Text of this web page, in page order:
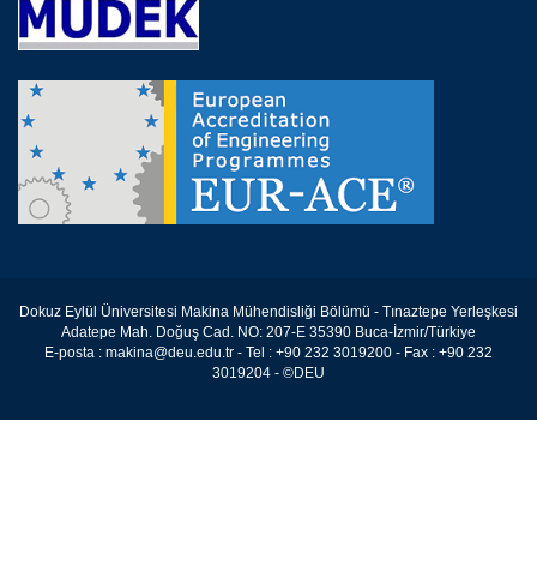
Dokuz Eylül Üniversitesi Makina Mühendisliği Bölümü - Tınaztepe Yerleşkesi
Adatepe Mah. Doğuş Cad. NO: 207-E 35390 Buca-İzmir/Türkiye
E-posta : makina@deu.edu.tr - Tel : +90 232 3019200 - Fax : +90 232
3019204 - ©DEU